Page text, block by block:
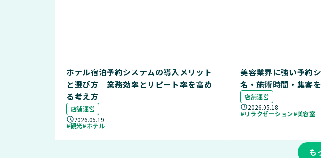
ホテル宿泊予約システムの導入メリット
と選び方｜業務効率とリピート率を高め
る考え方
店舗運営
2026.05.19
#観光#ホテル
美容業界に強い予約
名・施術時間・集客
店舗運営
2026.05.18
#リラクゼーション#美容室
も